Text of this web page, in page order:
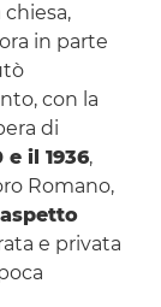
in parte
con la
di
e il 1936,
Romano,
aspetto
e privata